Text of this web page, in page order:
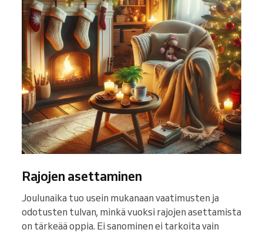
Rajojen asettaminen
Joulunaika tuo usein mukanaan vaatimusten ja
odotusten tulvan, minkä vuoksi rajojen asettamista
on tärkeää oppia. Ei sanominen ei tarkoita vain